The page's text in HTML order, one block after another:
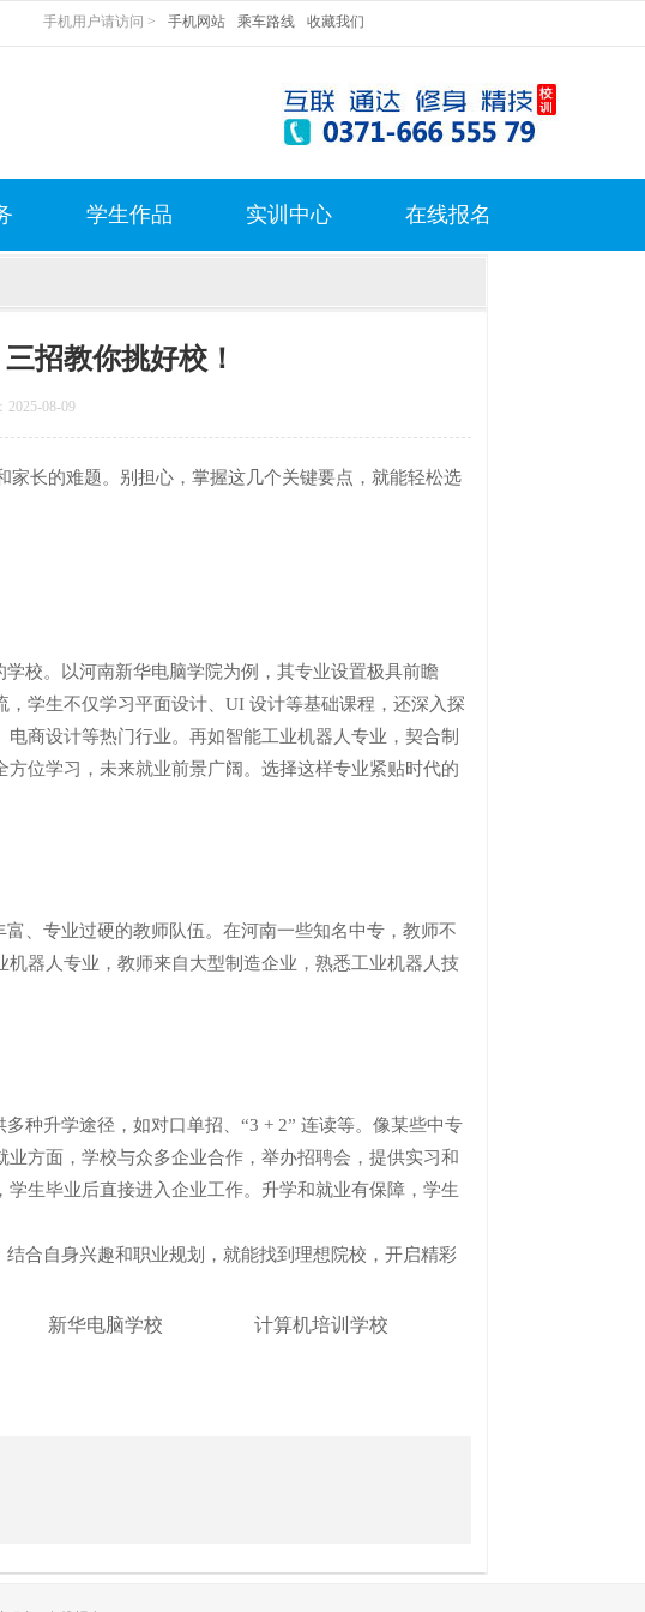
手机用户请访问 > 手机网站 乘车路线 收藏我们
学生作品 实训中心 在线报名
招教你挑好校！
2025-08-09
长的难题。别担心，掌握这几个关键要点，就能轻松选
。以河南新华电脑学院为例，其专业设置极具前瞻
学生不仅学习平面设计、UI 设计等基础课程，还深入探
商设计等热门行业。再如智能工业机器人专业，契合制
位学习，未来就业前景广阔。选择这样专业紧贴时代的
专业过硬的教师队伍。在河南一些知名中专，教师不
器人专业，教师来自大型制造企业，熟悉工业机器人技
升学途径，如对口单招、“3 + 2” 连读等。像某些中专
方面，学校与众多企业合作，举办招聘会，提供实习和
生毕业后直接进入企业工作。升学和就业有保障，学生
自身兴趣和职业规划，就能找到理想院校，开启精彩
新华电脑学校 计算机培训学校